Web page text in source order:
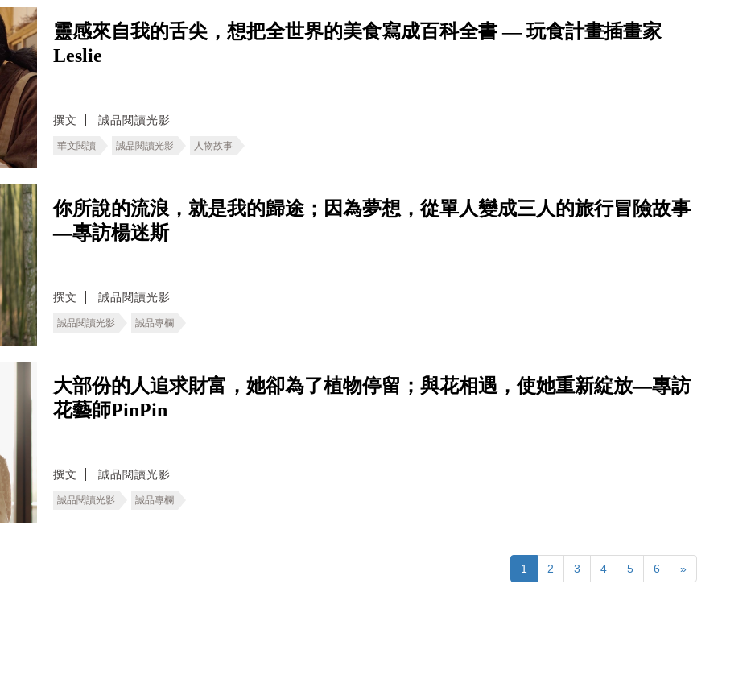
靈感來自我的舌尖，想把全世界的美食寫成百科全書 — 玩食計畫插畫家
Leslie
撰文 誠品閱讀光影
華文閱讀 誠品閱讀光影 人物故事
你所說的流浪，就是我的歸途；因為夢想，從單人變成三人的旅行冒險故事
—專訪楊迷斯
撰文 誠品閱讀光影
誠品閱讀光影 誠品專欄
大部份的人追求財富，她卻為了植物停留；與花相遇，使她重新綻放—專訪
花藝師PinPin
撰文 誠品閱讀光影
誠品閱讀光影 誠品專欄
1 2 3 4 5 6 »